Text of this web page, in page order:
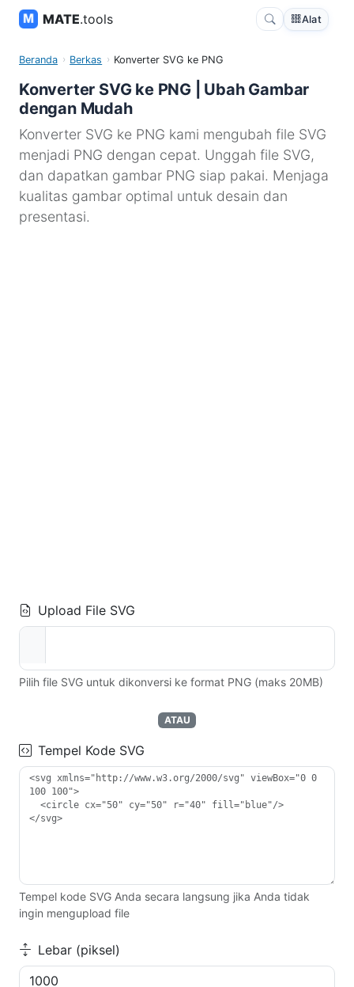
MATE.tools Alat
Beranda Berkas Konverter SVG ke PNG
Konverter SVG ke PNG | Ubah Gambar
dengan Mudah
Konverter SVG ke PNG kami mengubah file SVG
menjadi PNG dengan cepat. Unggah file SVG,
dan dapatkan gambar PNG siap pakai. Menjaga
kualitas gambar optimal untuk desain dan
presentasi.
Upload File SVG
Pilih file SVG untuk dikonversi ke format PNG (maks 20MB)
ATAU
Tempel Kode SVG
Tempel kode SVG Anda secara langsung jika Anda tidak
ingin mengupload file
Lebar (piksel)